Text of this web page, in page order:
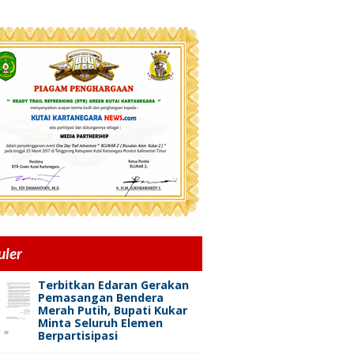
Terbitkan Edaran Gerakan
Pemasangan Bendera
Merah Putih, Bupati Kukar
Minta Seluruh Elemen
Berpartisipasi